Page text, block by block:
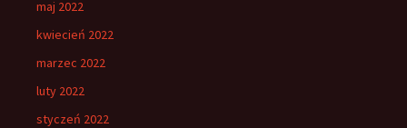
maj 2022
kwiecień 2022
marzec 2022
luty 2022
styczeń 2022